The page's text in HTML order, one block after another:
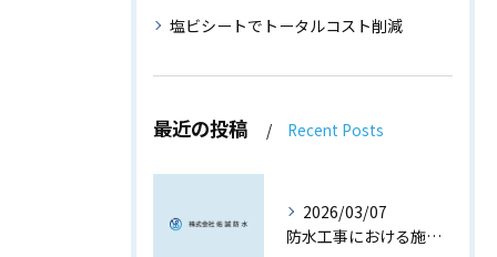
塩ビシートでトータルコスト削減
最近の投稿 Recent Posts
2026/03/07
防水工事における施工品質の核心